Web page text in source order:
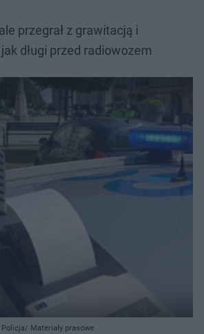
przegrał z grawitacją i
długi przed radiowozem
Materiały prasowe